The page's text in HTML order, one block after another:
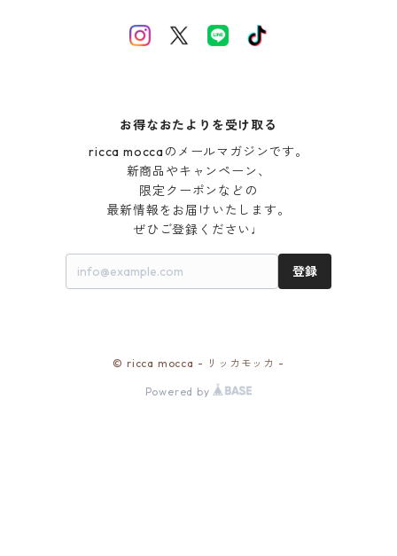
お得なおたよりを受け取る
ricca moccaのメールマガジンです。
新商品やキャンペーン、
限定クーポンなどの
最新情報をお届けいたします。
ぜひご登録ください♩
登録
© ricca mocca - リッカモッカ -
Powered by